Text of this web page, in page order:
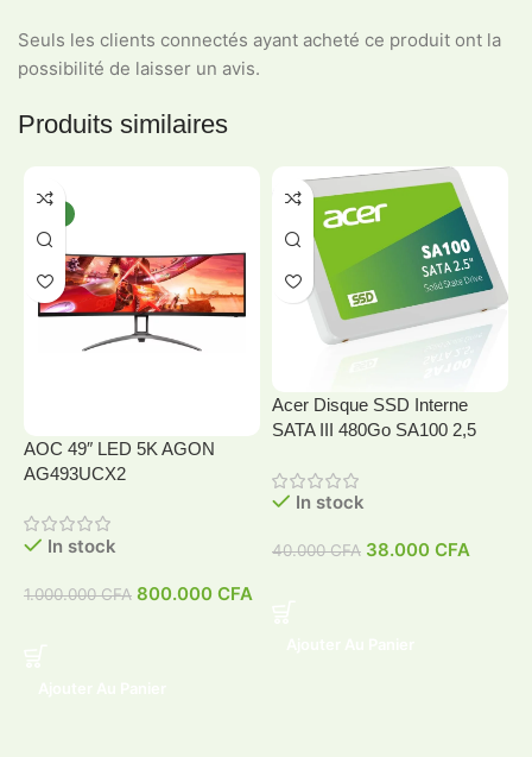
Seuls les clients connectés ayant acheté ce produit ont la
possibilité de laisser un avis.
Produits similaires
AOC 49″ LED 5K AGON
AG493UCX2
In stock
1.000.000CFA 800.000 CFA
-5%
Acer Disque SSD Interne
SATA III 480Go SA100 2,5
In stock
40.000CFA 38.000 CFA